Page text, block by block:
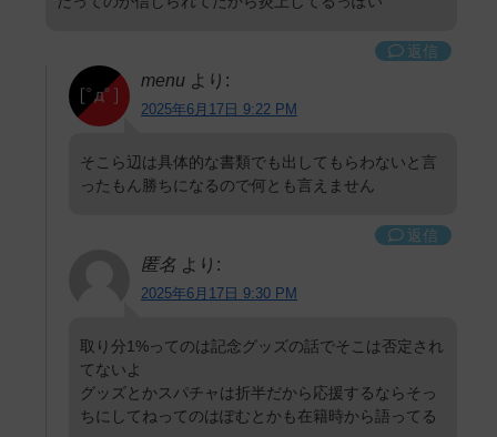
返信
menu より:
2025年6月17日 9:22 PM
そこら辺は具体的な書類でも出してもらわないと言
ったもん勝ちになるので何とも言えません
返信
匿名 より:
2025年6月17日 9:30 PM
取り分1%ってのは記念グッズの話でそこは否定され
てないよ
グッズとかスパチャは折半だから応援するならそっ
ちにしてねってのはぽむとかも在籍時から語ってる